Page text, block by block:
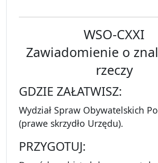
WSO-CXXI
Zawiadomienie o
rzeczy
GDZIE ZAŁATWISZ:
Wydział Spraw Obywatelskich
(prawe skrzydło Urzędu).
PRZYGOTUJ: